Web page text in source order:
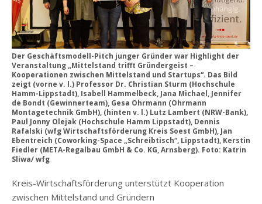
Der Geschäftsmodell-Pitch junger Gründer war Highlight der
Veranstaltung „Mittelstand trifft Gründergeist –
Kooperationen zwischen Mittelstand und Startups“. Das Bild
zeigt (vorne v. l.) Professor Dr. Christian Sturm (Hochschule
Hamm-Lippstadt), Isabell Hammelbeck, Jana Michael, Jennifer
de Bondt (Gewinnerteam), Gesa Ohrmann (Ohrmann
Montagetechnik GmbH), (hinten v. l.) Lutz Lambert (NRW-Bank),
Paul Jonny Olejak (Hochschule Hamm Lippstadt), Dennis
Rafalski (wfg Wirtschaftsförderung Kreis Soest GmbH), Jan
Ebentreich (Coworking-Space „Schreibtisch“, Lippstadt), Kerstin
Fiedler (META-Regalbau GmbH & Co. KG, Arnsberg). Foto: Katrin
Sliwa/ wfg
Kreis-Wirtschaftsförderung unterstützt Kooperation
zwischen Mittelstand und Gründern